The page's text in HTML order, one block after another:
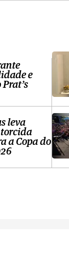
e
Prat’s
leva
a Copa do